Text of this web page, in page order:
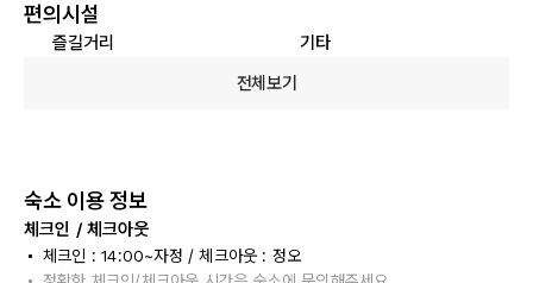
편의시설
즐길거리
기타
전체보기
숙소 이용 정보
체크인 / 체크아웃
체크인 : 14:00~자정 / 체크아웃 : 정오